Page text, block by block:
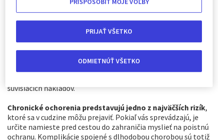
veľa komplikácií – nielen po stránke zdravotnej, ale aj
administratívnej. Pokiaľ sa s chronickým ochorením
súvisiacich nákladov.
Chronické ochorenia predstavujú jedno z najväčších rizík,
ktoré sa v cudzine môžu prejaviť. Pokiaľ vás sprevádzajú, je
určite namieste pred cestou do zahraničia myslieť na poistnú
ochranu. Komplikácie spojené s dlhodobou chorobou sú totiž
ODMIETNÚŤ VŠETKO
PRIJAŤ VŠETKO